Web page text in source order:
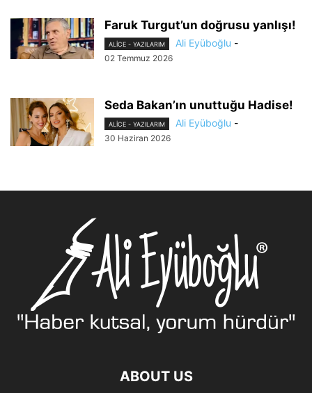
Faruk Turgut’un doğrusu yanlışı!
ALİCE - YAZILARIM Ali Eyüboğlu -
02 Temmuz 2026
Seda Bakan’ın unuttuğu Hadise!
ALİCE - YAZILARIM Ali Eyüboğlu -
30 Haziran 2026
ABOUT US